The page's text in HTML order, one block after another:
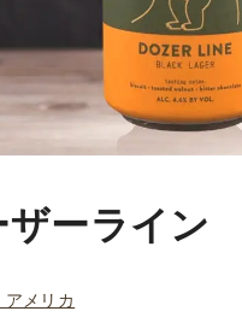
ザーライン
メリカ